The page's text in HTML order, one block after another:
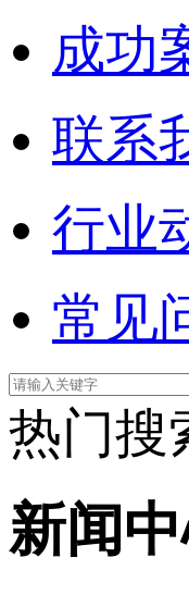
成功
联系
行业
常见
热门搜
新闻